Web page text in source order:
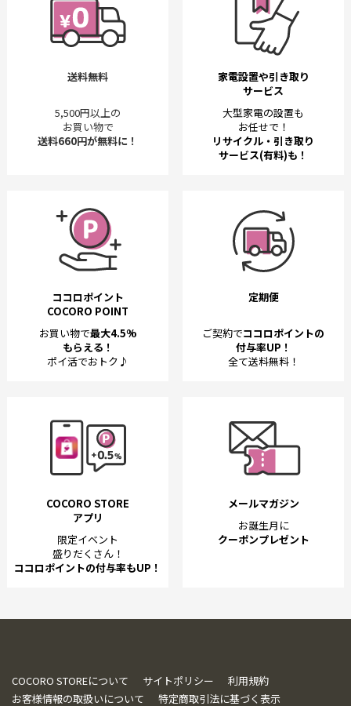
送料無料
5,500円以上の
お買い物で
送料660円が無料に！
家電設置や引き取り
サービス
大型家電の設置も
お任せで！
リサイクル・引き取り
サービス(有料)も！
ココロポイント
COCORO POINT
お買い物で最大4.5%
もらえる！
ポイ活でおトク♪
定期便
ご契約でココロポイントの
付与率UP！
全て送料無料！
COCORO STORE
アプリ
限定イベント
盛りだくさん！
ココロポイントの付与率もUP！
メールマガジン
お誕生月に
クーポンプレゼント
COCORO STOREについて サイトポリシー
利用規約
お客様情報の取扱いについて
特定商取引法に基づく表示